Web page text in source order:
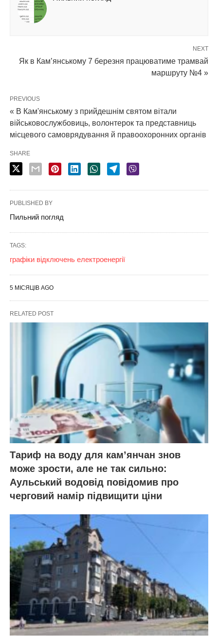
NEXT
Як в Кам’янському 7 березня працюватиме трамвай
маршруту №4 »
PREVIOUS
« В Кам'янському з прийдешнім святом вітали
військовослужбовиць, волонтерок та представниць
місцевого самоврядування й правоохоронних органів
SHARE
PUBLISHED BY
Пильний погляд
TAGS:
графіки відключень електроенергії
5 МІСЯЦІВ AGO
RELATED POST
Тариф на воду для кам’янчан знов
може зрости, але не так сильно:
Аульський водовід повідомив про
черговий намір підвищити ціни